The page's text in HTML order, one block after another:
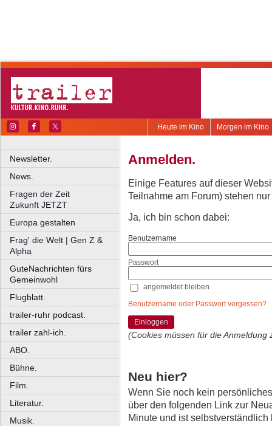
Morgen im Kino
Heute im Kino
Newsletter.
News.
Fragen der Zeit
Zukunft JETZT
Europa gestalten
Frag' die Welt | Gen Z &
Alpha
GuteNachrichten fürs
Gemeinwohl
Flugblatt.
trailer-ruhr podcast.
trailer zahl-ich.
ABO.
Bühne.
Film.
Literatur.
Musik.
Anmelden.
Einige Features auf dieser
Teilnahme am Forum) stehen
Ja, ich bin schon dabei:
Benutzername
Passwort
angemeldet bleiben
Benutzername oder Passwort vergessen?
Einloggen
(Cookies müssen für die Anmeldung
Neu hier?
Wenn Sie noch kein
über den folgenden Link zur
Minute und ist selbstverständlich